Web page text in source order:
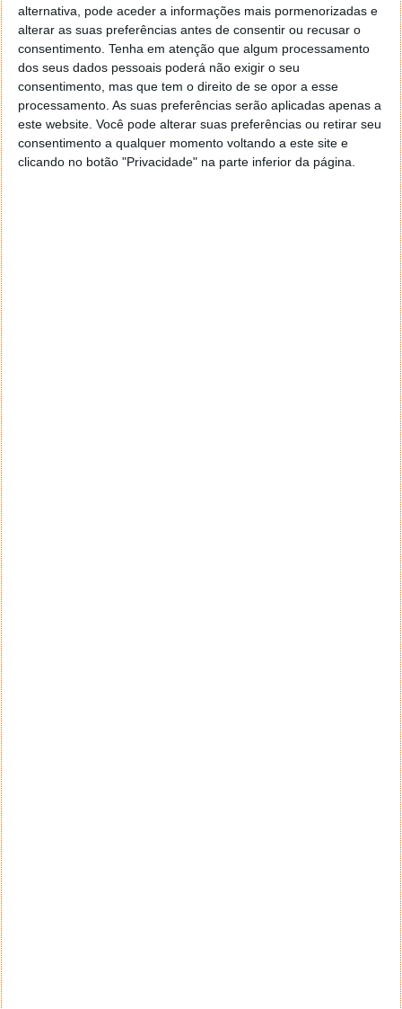
alternativa, pode aceder a informações mais pormenorizadas e
alterar as suas preferências antes de consentir ou recusar o
consentimento. Tenha em atenção que algum processamento
dos seus dados pessoais poderá não exigir o seu
consentimento, mas que tem o direito de se opor a esse
processamento. As suas preferências serão aplicadas apenas a
este website. Você pode alterar suas preferências ou retirar seu
consentimento a qualquer momento voltando a este site e
clicando no botão "Privacidade" na parte inferior da página.